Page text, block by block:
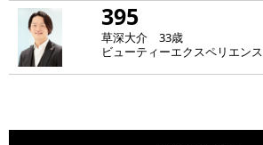
395
草深大介 33歳
ビューティーエクスペリエンス